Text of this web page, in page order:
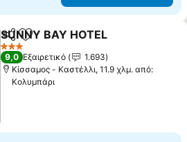
Κοινοποίηση
Προσθήκη στα αγαπημένα
SUNNY BAY HOTEL
3 Αστέρια
9,0 Εξαιρετικό
1.693
Κίσσαμος - Καστέλλι, 11.9 χλμ. από:
Κολυμπάρι